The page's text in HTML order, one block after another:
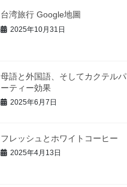
台湾旅行 Google地圖
2025年10月31日
母語と外国語、そしてカクテルパ
ーティー効果
2025年6月7日
フレッシュとホワイトコーヒー
2025年4月13日